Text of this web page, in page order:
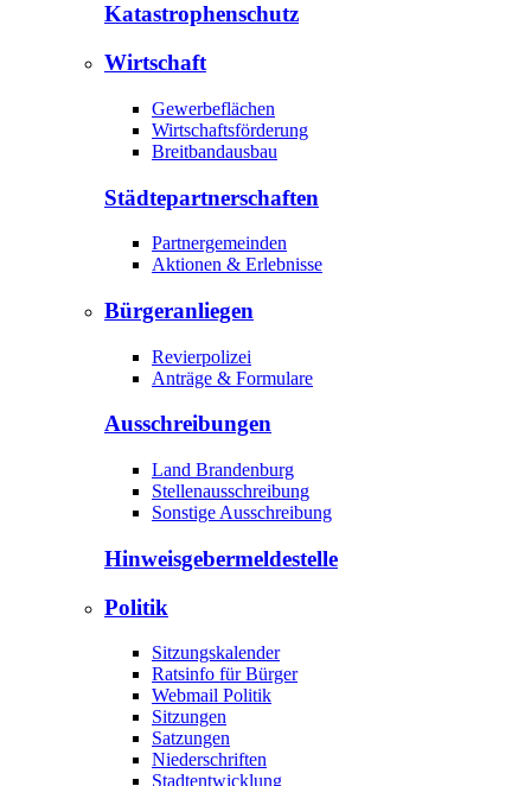
Katastrophen­schutz
Wirtschaft
Gewerbeflächen
Wirtschaftsförderung
Breitbandausbau
Städte­partnerschaften
Partnergemeinden
Aktionen & Erlebnisse
Bürgeranliegen
Revierpolizei
Anträge & Formulare
Ausschreibungen
Land Brandenburg
Stellenausschreibung
Sonstige Ausschreibung
Hinweisgeber­meldestelle
Politik
Sitzungskalender
Ratsinfo für Bürger
Webmail Politik
Sitzungen
Satzungen
Niederschriften
Stadtentwicklung